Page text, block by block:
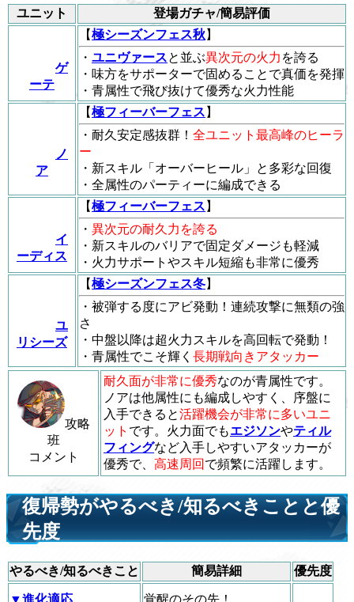
ユニット 登場ガチャ/簡易評価
ゲ
ーテ
【極シーズンフェス秋】
・ ユニヴァースと並ぶ異次元の火力 を誇る
・味方をサポーターで固めることで真価を発揮
・青属性で飛び抜けて優秀な火力性能
ノ
ア
【極フィーバーフェス 】
・耐久安定感抜群！ 全ユニット最高峰のヒーラ
ー
・新スキル「オーバーヒール」と多彩な回復
・全属性のパーティーに編成できる
イ
ーディス
【極フィーバーフェス 】
・ 異次元の耐久力を誇る
・新スキルのバリアで固定ダメージも軽減
・火力サポートやスキル短縮も非常に優秀
ユ
リシーズ
【極シーズンフェス冬】
・被弾する度にアビ発動！連続攻撃に無類の強
さ
・中盤以降は超火力スキルを高回転で発動！
・青属性でこそ輝く 長期戦向きアタッカー
攻略
班
コメント
耐久面が非常に優秀なのが青属性です。
ノアは他属性にも編成しやすく、序盤に
入手できると活躍機会が非常に多いユニ
ット です。火力面でもエジソンやティル
フィングなど入手しやすいアタッカーが
優秀で、 高速周回 で頻繁に活躍します。
復帰勢がやるべき/知るべきことと優
先度
やるべき/知るべきこと 簡易詳細 優先度